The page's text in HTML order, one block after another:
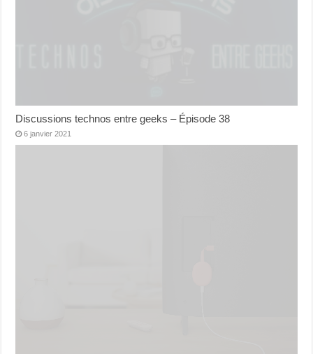
Discussions technos entre geeks – Épisode 38
6 janvier 2021